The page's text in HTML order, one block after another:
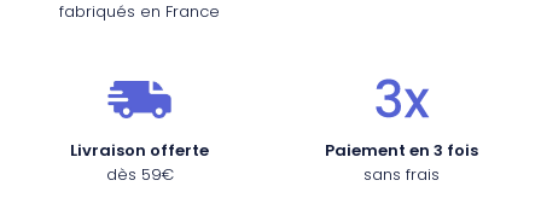
fabriqués en France
Livraison offerte
dès 59€
Paiement en 3 fois
sans frais